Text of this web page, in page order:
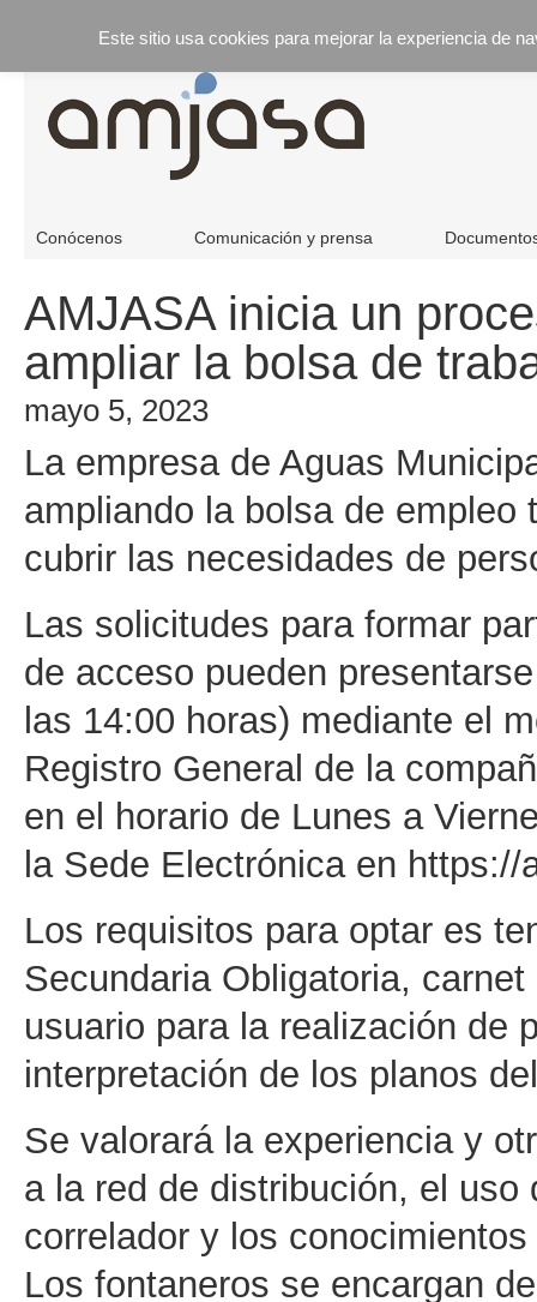
Conócenos Comunicación y prensa
AMJASA inicia un
ampliar la bolsa de
mayo 5, 2023
La empresa de Aguas
ampliando la bolsa de empleo
cubrir las necesidades de
Las solicitudes para formar
de acceso pueden
las 14:00 horas) mediante el
Registro General de la
en el horario de Lunes a
la Sede Electrónica en
Los requisitos para optar es
Secundaria Obligatoria,
usuario para la realización de
interpretación de los planos
Se valorará la experiencia y
a la red de distribución, el
correlador y los
Los fontaneros se encargan
Este sitio usa cookies para mejorar la experiencia de